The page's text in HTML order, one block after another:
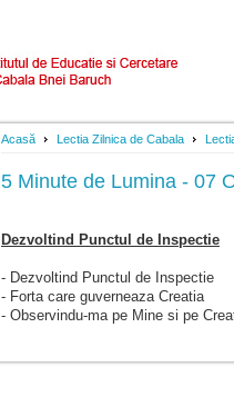
Acasă Lectia Zilnica de Cabala
5 Minute de Lumina - 07
Dezvoltind Punctul de Inspectie
- Dezvoltind Punctul de Inspectie
- Forta care guverneaza Creatia
- Observindu-ma pe Mine si pe